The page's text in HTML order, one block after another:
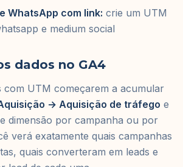
WhatsApp com link: crie um UTM
e medium social
dados no GA4
com UTM começarem a acumular
→ Aquisição de tráfego e
dimensão por campanha ou por
verá exatamente quais campanhas
quais converteram em leads e